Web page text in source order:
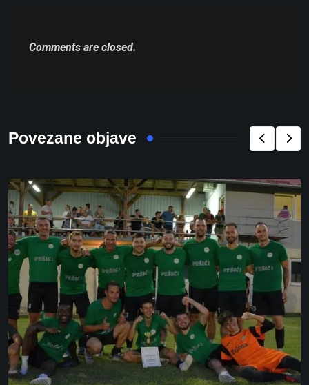
Comments are closed.
Povezane objave